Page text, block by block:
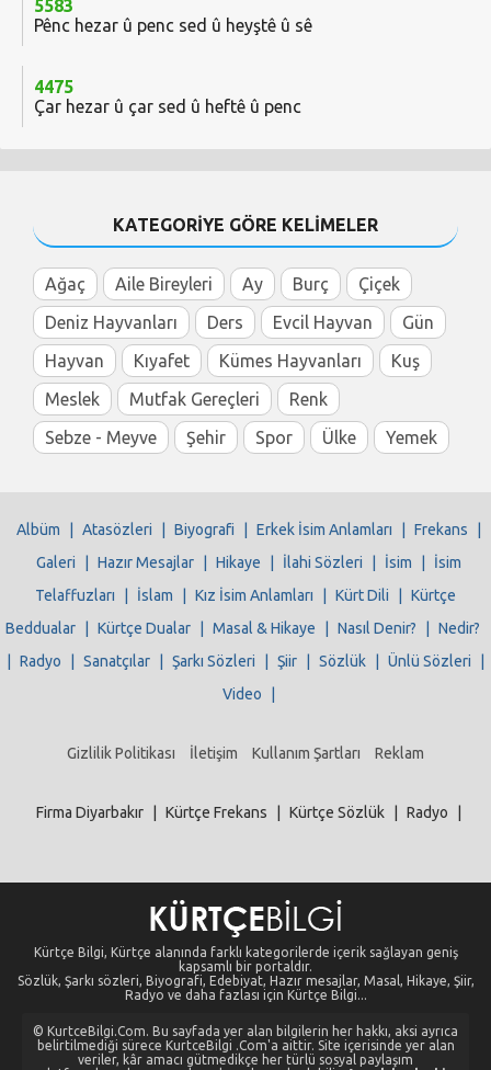
5583
Pênc hezar û penc sed û heyştê û sê
4475
Çar hezar û çar sed û heftê û penc
KATEGORİYE GÖRE KELİMELER
Ağaç Aile Bireyleri Ay Burç
Çiçek
Deniz Hayvanları
Ders Evcil Hayvan
Gün
Hayvan
Kıyafet Kümes Hayvanları
Kuş
Meslek
Mutfak Gereçleri
Renk
Sebze - Meyve
Şehir Spor Ülke Yemek
Albüm Atasözleri Biyografi Erkek İsim Anlamları Frekans
Galeri
Hazır Mesajlar Hikaye İlahi Sözleri İsim
İsim
Telaffuzları
İslam Kız İsim Anlamları Kürt Dili
Kürtçe
Beddualar
Kürtçe Dualar Masal & Hikaye Nasıl Denir?
Nedir?
Radyo Sanatçılar Şarkı Sözleri Şiir Sözlük Ünlü Sözleri
Video
Gizlilik Politikası İletişim Kullanım Şartları Reklam
Firma Diyarbakır Kürtçe Frekans Kürtçe Sözlük Radyo
Kürtçe Bilgi, Kürtçe alanında farklı kategorilerde içerik sağlayan geniş
kapsamlı bir portaldır.
Sözlük, Şarkı sözleri, Biyografi, Edebiyat, Hazır mesajlar, Masal, Hikaye, Şiir,
Radyo ve daha fazlası için Kürtçe Bilgi...
© KurtceBilgi.Com. Bu sayfada yer alan bilgilerin her hakkı, aksi ayrıca
belirtilmediği sürece KurtceBilgi .Com'a aittir. Site içerisinde yer alan
veriler, kâr amacı gütmedikçe her türlü sosyal paylaşım